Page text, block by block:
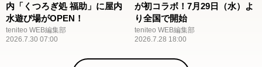
内「くつろぎ処 福助」に屋内
水遊び場がOPEN！
teniteo WEB編集部
2026.7.30 07:00
が初コラボ！7月29日（水）よ
り全国で開始
teniteo WEB編集部
2026.7.28 18:00